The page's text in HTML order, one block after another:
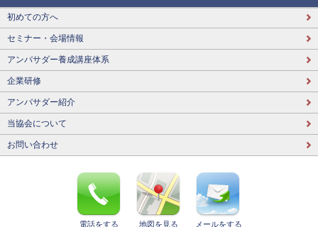
初めての方へ
セミナー・会場情報
アンバサダー養成講座体系
企業研修
アンバサダー紹介
当協会について
お問い合わせ
電話をする 地図を見る メールをする